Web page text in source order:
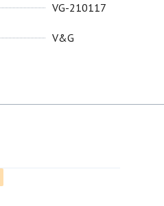
VG-210117
V&G